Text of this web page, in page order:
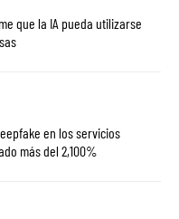
que la IA pueda utilizarse
en los servicios
más del 2,100%